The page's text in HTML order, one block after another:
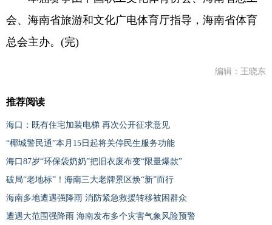
会、海南省旅游和文化广电体育厅指导，海南省体育
总会主办。(完)
编辑：王晓东
推荐阅读
海口：既有住宅加装电梯 再次公开征求意见
“椰城警民通”本月15日起将关停民生服务功能
海口87岁“环保袋奶奶”把旧衣废布变“限量爆款”
破局“老地标”！海南三大老牌景区焕“新”而行
海南多地遭遇强降雨 消防紧急救援转移被困群众
遭遇大范围强降雨 海南发布多个灾害气象风险预警